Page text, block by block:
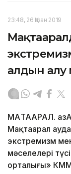
23:48, 26 Қазан 2019
алдын алу
МАҚТААРАЛ.
Мақтаарал
экстремизм
мәселелері
орталығы»